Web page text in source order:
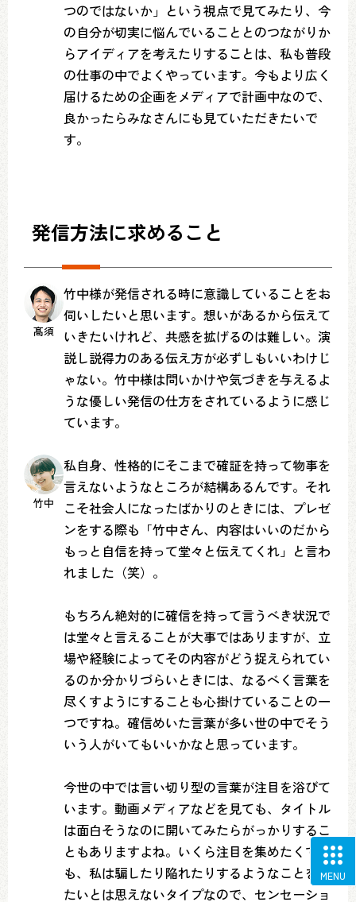
MENU
つのではないか」という視点で見てみたり、今
の自分が切実に悩んでいることとのつながりか
らアイディアを考えたりすることは、私も普段
の仕事の中でよくやっています。今もより広く
届けるための企画をメディアで計画中なので、
良かったらみなさんにも見ていただきたいで
す。
発信方法に求めること
髙須
竹中様が発信される時に意識していることをお
伺いしたいと思います。想いがあるから伝えて
いきたいけれど、共感を拡げるのは難しい。演
説し説得力のある伝え方が必ずしもいいわけじ
ゃない。竹中様は問いかけや気づきを与えるよ
うな優しい発信の仕方をされているように感じ
ています。
竹中
私自身、性格的にそこまで確証を持って物事を
言えないようなところが結構あるんです。それ
こそ社会人になったばかりのときには、プレゼ
ンをする際も「竹中さん、内容はいいのだから
もっと自信を持って堂々と伝えてくれ」と言わ
れました（笑）。
もちろん絶対的に確信を持って言うべき状況で
は堂々と言えることが大事ではありますが、立
場や経験によってその内容がどう捉えられてい
るのか分かりづらいときには、なるべく言葉を
尽くすようにすることも心掛けていることの一
つですね。確信めいた言葉が多い世の中でそう
いう人がいてもいいかなと思っています。
今世の中では言い切り型の言葉が注目を浴びて
います。動画メディアなどを見ても、タイトル
は面白そうなのに開いてみたらがっかりするこ
ともありますよね。いくら注目を集めたくて
も、私は騙したり陥れたりするようなことをし
たいとは思えないタイプなので、センセーショ